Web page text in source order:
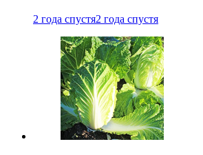
2 года спустя2 года спустя